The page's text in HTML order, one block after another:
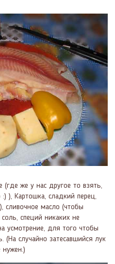
(где же у нас другое то взять,
), Картошка, сладкий перец,
сливочное масло (чтобы
специй никаких не
усмотрение, для того чтобы
(На случайно затесавшийся лук